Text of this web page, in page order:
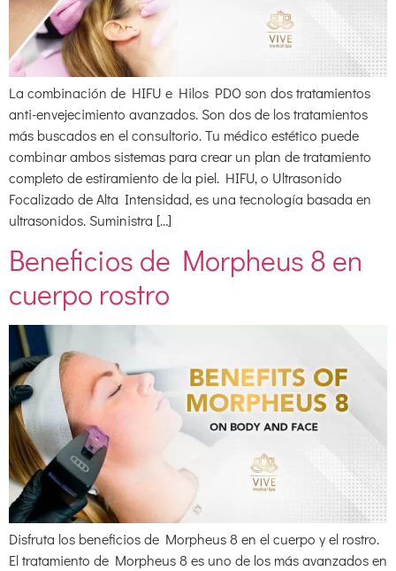
La combinación de HIFU e Hilos PDO son dos tratamientos
anti-envejecimiento avanzados. Son dos de los tratamientos
más buscados en el consultorio. Tu médico estético puede
combinar ambos sistemas para crear un plan de tratamiento
completo de estiramiento de la piel. HIFU, o Ultrasonido
Focalizado de Alta Intensidad, es una tecnología basada en
ultrasonidos. Suministra […]
Beneficios de Morpheus 8 en
cuerpo rostro
Disfruta los beneficios de Morpheus 8 en el cuerpo y el rostro.
El tratamiento de Morpheus 8 es uno de los más avanzados en